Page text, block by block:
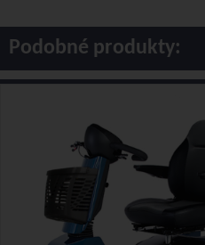
Podobné produkty: